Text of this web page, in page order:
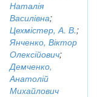
Наталія
Василівна;
Цехмістер, А. В.;
Янченко, Віктор
Олексійович;
Демченко,
Анатолій
Михайлович